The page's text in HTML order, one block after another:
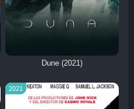
Dune (2021)
2021